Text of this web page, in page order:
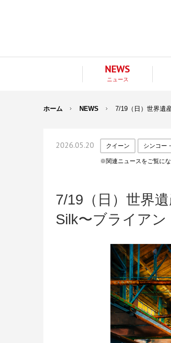
NEWS
ニュース
ホーム NEWS 7/19（日）世界遺
2026.05.20 クイーン シンコー
※関連ニュースをご覧にな
7/19（日）世界
Silk〜ブライア